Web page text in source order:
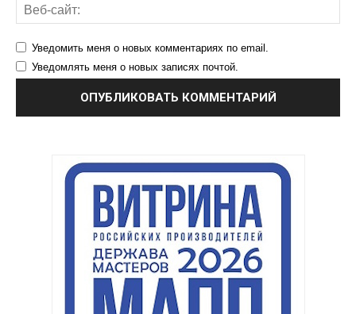
Уведомить меня о новых комментариях по email.
Уведомлять меня о новых записях почтой.